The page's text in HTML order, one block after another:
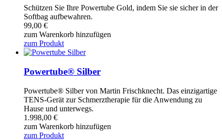
Schützen Sie Ihre Powertube Gold, indem Sie sie sicher in der
Softbag aufbewahren.
99,00 €
zum Warenkorb hinzufügen
zum Produkt
Powertube® Silber
Powertube® Silber von Martin Frischknecht. Das einzigartige
TENS-Gerät zur Schmerztherapie für die Anwendung zu
Hause und unterwegs.
1.998,00 €
zum Warenkorb hinzufügen
zum Produkt